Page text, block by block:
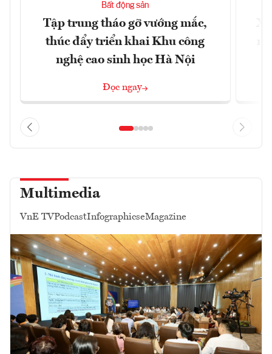
Bất động sản
Tập trung tháo gỡ vướng mắc,
thúc đẩy triển khai Khu công
nghệ cao sinh học Hà Nội
Đọc ngay
Multimedia
VnE TVPodcastInfographicseMagazine